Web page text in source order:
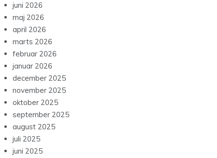
juni 2026
maj 2026
april 2026
marts 2026
februar 2026
januar 2026
december 2025
november 2025
oktober 2025
september 2025
august 2025
juli 2025
juni 2025